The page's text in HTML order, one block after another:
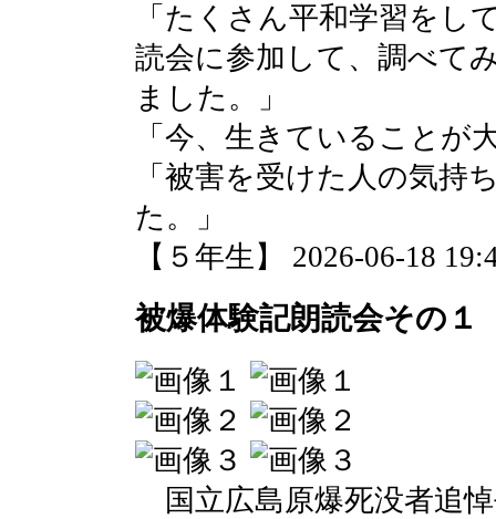
「たくさん平和学習をし
読会に参加して、調べて
ました。」
「今、生きていることが
「被害を受けた人の気持
た。」
【５年生】 2026-06-18
被爆体験記朗読会その１
国立広島原爆死没者追